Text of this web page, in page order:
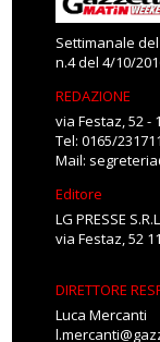
Settimanale
n.4 del 4/10/
REDAZIONE
via Festaz, 52 -
Tel: 0165/
Mail:
Editore
LG PRESSE
via Festaz, 52
DIRETTORE
Luca Mercanti